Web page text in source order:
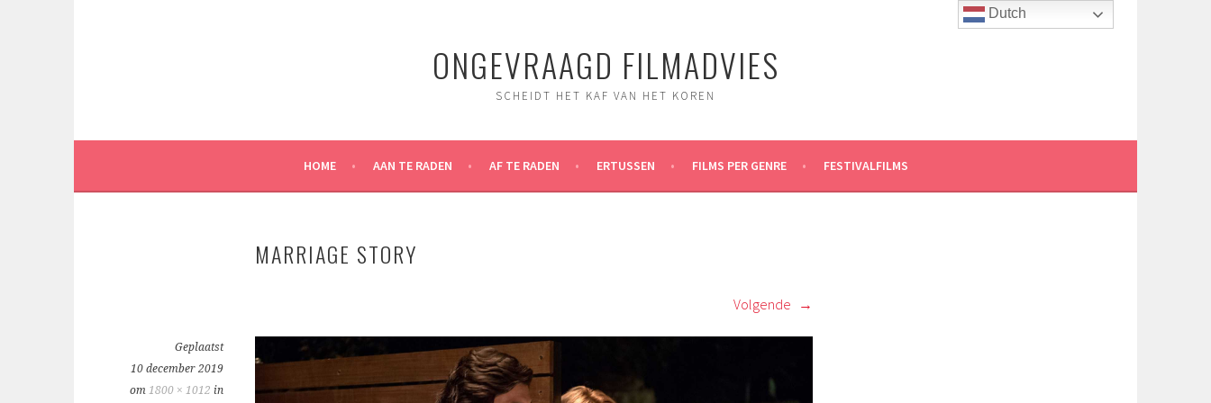
ONGEVRAAGD FILMADVIES
SCHEIDT HET KAF VAN HET KOREN
HOME AAN TE RADEN AF TE RADEN ERTUSSEN FILMS PER GENRE FESTIVALFILMS
MARRIAGE STORY
Volgende
Geplaatst
10 december 2019
om 1800 × 1012 in
Dutch